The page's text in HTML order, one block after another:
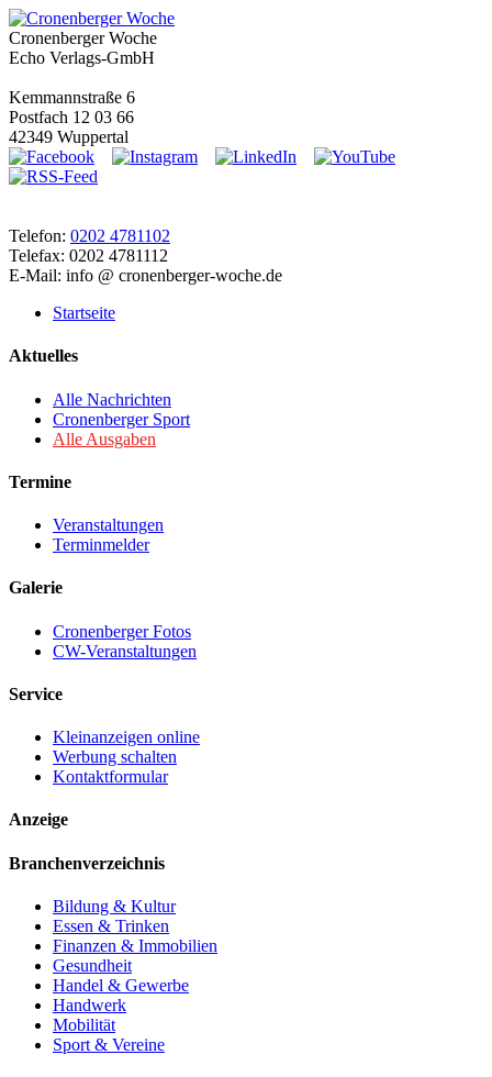
Cronenberger Woche
Echo Verlags-GmbH
Kemmannstraße 6
Postfach 12 03 66
42349 Wuppertal
Telefon: 0202 4781102
Telefax: 0202 4781112
E-Mail: info @ cronenberger-woche.de
Startseite
Aktuelles
Alle Nachrichten
Cronenberger Sport
Alle Ausgaben
Termine
Veranstaltungen
Terminmelder
Galerie
Cronenberger Fotos
CW-Veranstaltungen
Service
Kleinanzeigen online
Werbung schalten
Kontaktformular
Anzeige
Branchenverzeichnis
Bildung & Kultur
Essen & Trinken
Finanzen & Immobilien
Gesundheit
Handel & Gewerbe
Handwerk
Mobilität
Sport & Vereine